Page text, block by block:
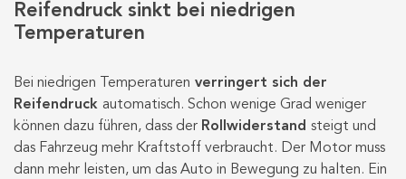
Reifendruck sinkt bei niedrigen
Temperaturen
Bei niedrigen Temperaturen verringert sich der
Reifendruck automatisch. Schon wenige Grad weniger
können dazu führen, dass der Rollwiderstand steigt und
das Fahrzeug mehr Kraftstoff verbraucht. Der Motor muss
dann mehr leisten, um das Auto in Bewegung zu halten. Ein